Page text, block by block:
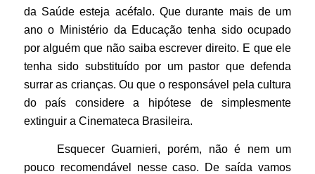
da Saúde esteja acéfalo. Que durante mais de um
ano o Ministério da Educação tenha sido ocupado
por alguém que não saiba escrever direito. E que ele
tenha sido substituído por um pastor que defenda
surrar as crianças. Ou que o responsável pela cultura
do país considere a hipótese de simplesmente
extinguir a Cinemateca Brasileira.
Esquecer Guarnieri, porém, não é nem um
pouco recomendável nesse caso. De saída vamos